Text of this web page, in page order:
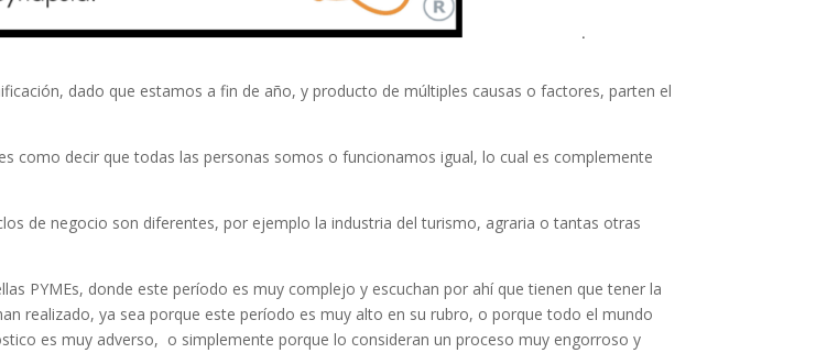
dado que estamos a fin de año, y producto de múltiples causas o factores, parten el
como decir que todas las personas somos o funcionamos igual, lo cual es complemente
de negocio son diferentes, por ejemplo la industria del turismo, agraria o tantas otras
PYMEs, donde este período es muy complejo y escuchan por ahí que tienen que tener la
realizado, ya sea porque este período es muy alto en su rubro, o porque todo el mundo
es muy adverso, o simplemente porque lo consideran un proceso muy engorroso y